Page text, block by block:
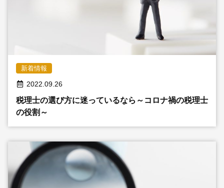
採用情報
新着情報
2022.09.26
税理士の選び方に迷っているなら～コロナ禍の税理士
の役割～